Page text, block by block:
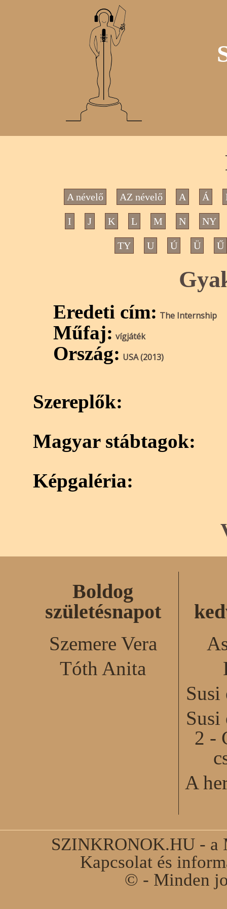
A névelő AZ névelő A Á
I J K L M N NY
TY U Ú Ü Ű
Eredeti cím: The Internship
Műfaj: vígjáték
Ország: USA (2013)
Szereplők:
Magyar stábtagok:
Képgaléria:
Boldog
születésnapot
Szemere Vera
Tóth Anita
Susi
Susi
2 -
A
SZINKRONOK.HU - a
Kapcsolat és
© - Minden